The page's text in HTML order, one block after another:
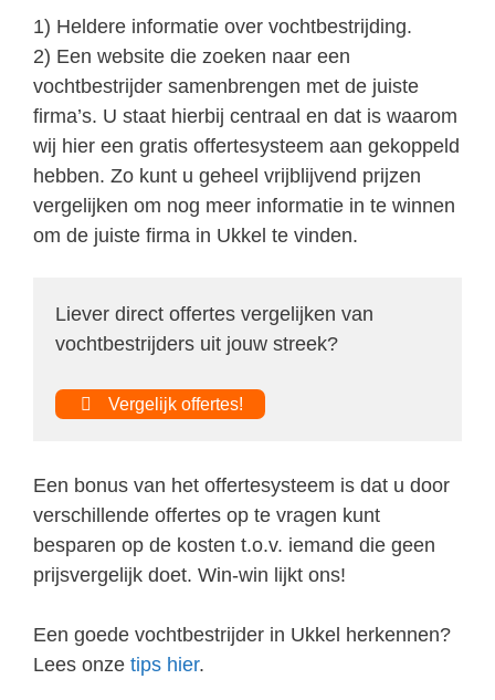
1) Heldere informatie over vochtbestrijding.
2) Een website die zoeken naar een
vochtbestrijder samenbrengen met de juiste
firma’s. U staat hierbij centraal en dat is waarom
wij hier een gratis offertesysteem aan gekoppeld
hebben. Zo kunt u geheel vrijblijvend prijzen
vergelijken om nog meer informatie in te winnen
om de juiste firma in Ukkel te vinden.
Liever direct offertes vergelijken van
vochtbestrijders uit jouw streek?
Vergelijk offertes!
Een bonus van het offertesysteem is dat u door
verschillende offertes op te vragen kunt
besparen op de kosten t.o.v. iemand die geen
prijsvergelijk doet. Win-win lijkt ons!
Een goede vochtbestrijder in Ukkel herkennen?
Lees onze tips hier.